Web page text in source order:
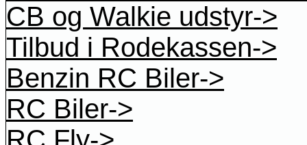
CB og Walkie udstyr->
Tilbud i Rodekassen->
Benzin RC Biler->
RC Biler->